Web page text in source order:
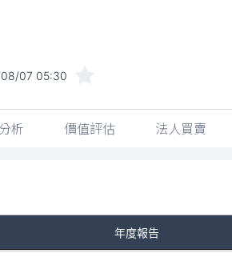
07 05:30
析 價值評估 法人買賣
年度報告